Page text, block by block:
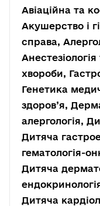
Авіаційна та
Акушерство і
справа,
хвороби,
Генетика
здоров’я,
алергологія,
Дитяча
гематологія-
Дитяча
Дитяча